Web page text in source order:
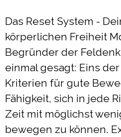
Das Reset System -
körperlichen Freiheit
Begründer der
einmal gesagt: Eins
Kriterien für gute
Fähigkeit, sich in jede
Zeit mit möglichst
bewegen zu können.